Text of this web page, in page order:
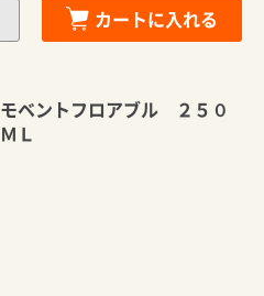
カートに入れる
モベントフロアブル ２５０
ＭＬ